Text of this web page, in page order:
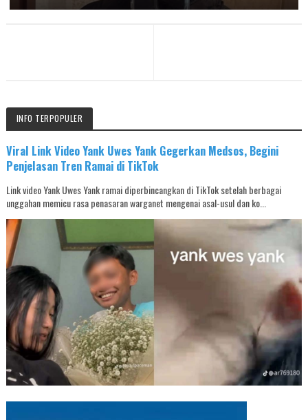
INFO TERPOPULER
Viral Link Video Yank Uwes Yank Gegerkan Medsos, Begini
Penjelasan Tren Ramai di TikTok
Link video Yank Uwes Yank ramai diperbincangkan di TikTok setelah berbagai
unggahan memicu rasa penasaran warganet mengenai asal-usul dan ko...